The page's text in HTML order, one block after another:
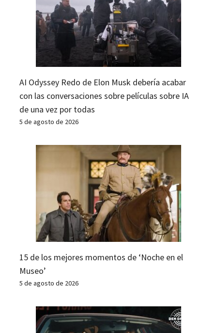
AI Odyssey Redo de Elon Musk debería acabar
con las conversaciones sobre películas sobre IA
de una vez por todas
5 de agosto de 2026
15 de los mejores momentos de ‘Noche en el
Museo’
5 de agosto de 2026